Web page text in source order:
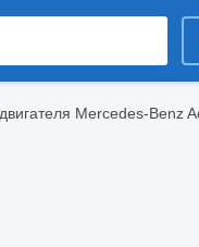
Mercedes-Benz